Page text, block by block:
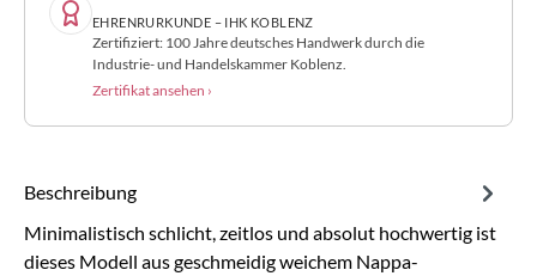
EHRENRURKUNDE – IHK KOBLENZ
Zertifiziert: 100 Jahre deutsches Handwerk durch die
Industrie- und Handelskammer Koblenz.
Zertifikat ansehen ›
Beschreibung
Minimalistisch schlicht, zeitlos und absolut hochwertig ist
dieses Modell aus geschmeidig weichem Nappa-